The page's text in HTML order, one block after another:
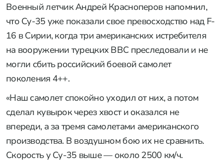
Военный летчик Андрей Красноперов напомнил,
что Су-35 уже показали свое превосходство над F-
16 в Сирии, когда три американских истребителя
на вооружении турецких ВВС преследовали и не
могли сбить российский боевой самолет
поколения 4++.
«Наш самолет спокойно уходил от них, а потом
сделал кувырок через хвост и оказался не
впереди, а за тремя самолетами американского
производства. В воздушном бою их не сравнить.
Скорость у Су-35 выше — около 2500 км/ч.